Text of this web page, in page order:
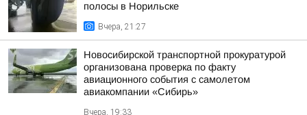
полосы в Норильске
Вчера, 21:27
Новосибирской транспортной прокуратурой
организована проверка по факту
авиационного события с самолетом
авиакомпании «Сибирь»
Вчера, 19:33